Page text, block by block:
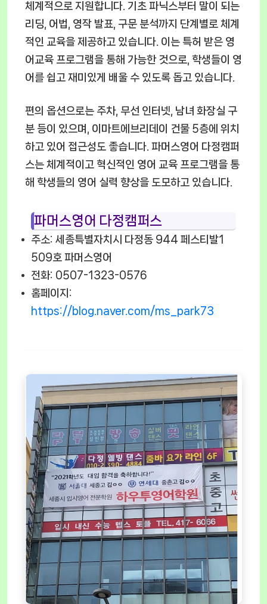
체계적으로 지원합니다. 기초 파닉스부터 말이 되는
리딩, 어법, 영작 발표, 구문 분석까지 단계별로 체계
적인 교육을 제공하고 있습니다. 이는 특허 받은 영
어교육 프로그램을 통해 가능한 것으로, 학생들이 영
어를 쉽고 재미있게 배울 수 있도록 돕고 있습니다.
편의 옵션으로는 주차, 무선 인터넷, 남녀 화장실 구
분 등이 있으며, 이마트에브리데이 건물 5층에 위치
하고 있어 접근성도 좋습니다. 파머스영어 다정캠퍼
스는 체계적이고 혁신적인 영어 교육 프로그램을 통
해 학생들의 영어 실력 향상을 도모하고 있습니다.
파머스영어 다정캠퍼스
주소: 세종특별자치시 다정동 944 페스티발1
509호 파머스영어
전화: 0507-1323-0576
홈페이지:
https://blog.naver.com/ms_park73